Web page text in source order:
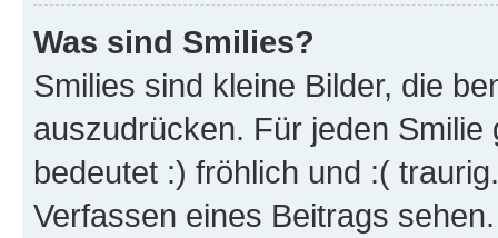
Was sind Smilies?
Smilies sind kleine Bilder, die
auszudrücken. Für jeden
bedeutet :) fröhlich und :(
Verfassen eines Beitrags